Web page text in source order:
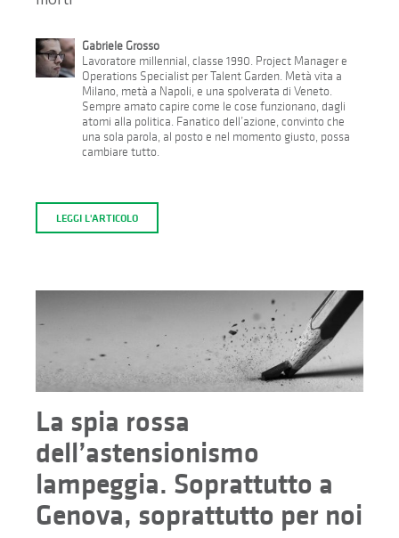
Gabriele Grosso
Lavoratore millennial, classe 1990. Project Manager e
Operations Specialist per Talent Garden. Metà vita a
Milano, metà a Napoli, e una spolverata di Veneto.
Sempre amato capire come le cose funzionano, dagli
atomi alla politica. Fanatico dell’azione, convinto che
una sola parola, al posto e nel momento giusto, possa
cambiare tutto.
LEGGI L'ARTICOLO
La spia rossa
dell’astensionismo
lampeggia. Soprattutto a
Genova, soprattutto per noi